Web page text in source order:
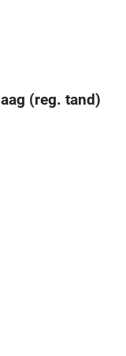
(reg. tand)